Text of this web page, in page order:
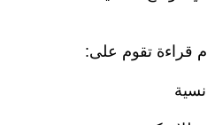
قراءة تقوم على: